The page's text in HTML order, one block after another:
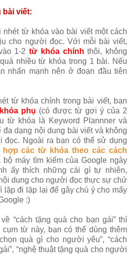
bài viết:
từ khóa vào bài viết một cách
cho người đọc. Với mỗi bài viết,
1-2từ khóa chính thôi, không
nhiều từ khóa trong 1 bài. Nếu
nhấn mạnh nên ở đoạn đầu tiên
từ khóa chính trong bài viết, bạn
phụ (có được từ gợi ý của 2
từ khóa là Keyword Plannner và
dạng nội dung bài viết và không
đọc. Ngoài ra bạn có thể sử dụng
hợp các từ khóa theo các cách
bộ máy tìm kiếm của Google ngày
ấy thích những cái gì tự nhiên,
dung cho người đọc thực sự chứ
lặp đi lặp lại để gây chú ý cho mấy
:)
“cách tặng quà cho bạn gái” thì
từ này, bạn có thể dùng thêm
quà gì cho người yêu”, “cách
“nghệ thuật tặng quà cho người